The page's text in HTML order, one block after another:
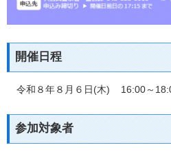
開催日程
令和８年８月６日(木) 16:00～
参加対象者